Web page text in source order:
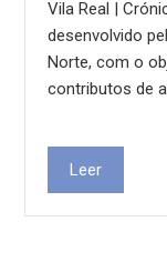
Vila Real |
desenvolvido
Norte, com o
contributos de
Leer